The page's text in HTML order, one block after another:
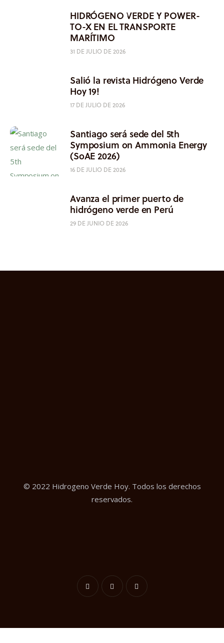
HIDRÓGENO VERDE Y POWER-
TO-X EN EL TRANSPORTE
MARÍTIMO
31 DE JULIO DE 2026
Salió la revista Hidrógeno Verde
Hoy 19!
17 DE JULIO DE 2026
Santiago será sede del 5th
Symposium on Ammonia Energy
(SoAE 2026)
16 DE JULIO DE 2026
Avanza el primer puerto de
hidrógeno verde en Perú
29 DE JUNIO DE 2026
© 2022 Hidrogeno Verde Hoy. Todos los derechos
reservados.